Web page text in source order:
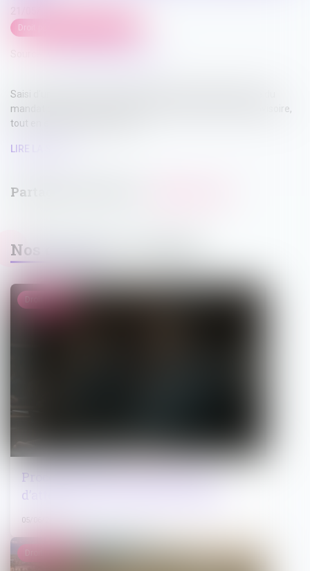
Droit pénal
Saisi d’une QPC, le Conseil constitutionnel valide le régime du
mandat de dépôt à effet différé assorti de l’exécution provisoire,
tout en en resserrant l’usage...
LIRE LA SUITE
Nos dernières actualités
Procès-verbal électronique : pas
d’attestation de conformité exigée
05/06/2026
Droit pénal
Droit public